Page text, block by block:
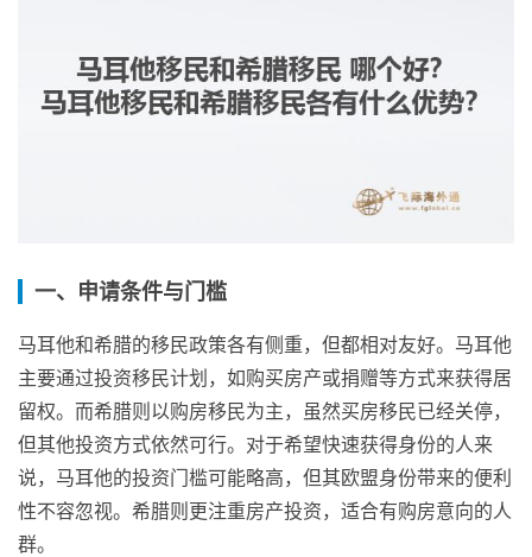
一、申请条件与门槛
马耳他和希腊的移民政策各有侧重，但都相对友好。马耳他
主要通过投资移民计划，如购买房产或捐赠等方式来获得居
留权。而希腊则以购房移民为主，虽然买房移民已经关停，
但其他投资方式依然可行。对于希望快速获得身份的人来
说，马耳他的投资门槛可能略高，但其欧盟身份带来的便利
性不容忽视。希腊则更注重房产投资，适合有购房意向的人
群。